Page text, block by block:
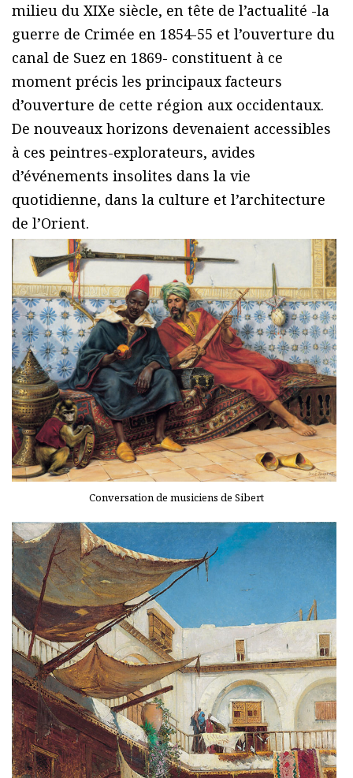
milieu du XIXe siècle, en tête de l’actualité -la
guerre de Crimée en 1854-55 et l’ouverture du
canal de Suez en 1869- constituent à ce
moment précis les principaux facteurs
d’ouverture de cette région aux occidentaux.
De nouveaux horizons devenaient accessibles
à ces peintres-explorateurs, avides
d’événements insolites dans la vie
quotidienne, dans la culture et l’architecture
de l’Orient.
Conversation de musiciens de Sibert